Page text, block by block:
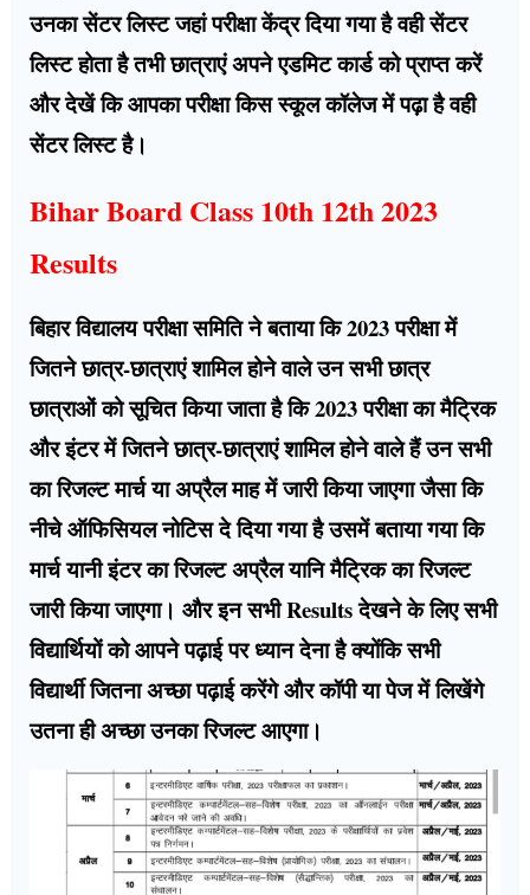
उनका सेंटर लिस्ट जहां परीक्षा केंद्र दिया गया है वही सेंटर
लिस्ट होता है तभी छात्राएं अपने एडमिट कार्ड को प्राप्त करें
और देखें कि आपका परीक्षा किस स्कूल कॉलेज में पढ़ा है वही
सेंटर लिस्ट है।
Bihar Board Class 10th 12th 2023
Results
बिहार विद्यालय परीक्षा समिति ने बताया कि 2023 परीक्षा में
जितने छात्र-छात्राएं शामिल होने वाले उन सभी छात्र
छात्राओं को सूचित किया जाता है कि 2023 परीक्षा का मैट्रिक
और इंटर में जितने छात्र-छात्राएं शामिल होने वाले हैं उन सभी
का रिजल्ट मार्च या अप्रैल माह में जारी किया जाएगा जैसा कि
नीचे ऑफिसियल नोटिस दे दिया गया है उसमें बताया गया कि
मार्च यानी इंटर का रिजल्ट अप्रैल यानि मैट्रिक का रिजल्ट
जारी किया जाएगा। और इन सभी Results देखने के लिए सभी
विद्यार्थियों को आपने पढ़ाई पर ध्यान देना है क्योंकि सभी
विद्यार्थी जितना अच्छा पढ़ाई करेंगे और कॉपी या पेज में लिखेंगे
उतना ही अच्छा उनका रिजल्ट आएगा।